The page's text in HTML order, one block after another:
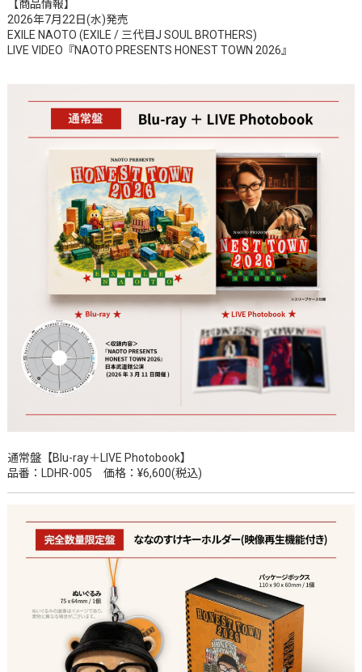
【商品情報】
2026年7月22日(水)発売
EXILE NAOTO (EXILE / 三代目J SOUL BROTHERS)
LIVE VIDEO『NAOTO PRESENTS HONEST TOWN 2026』
通常盤【Blu-ray＋LIVE Photobook】
品番：LDHR-005 価格：¥6,600(税込)